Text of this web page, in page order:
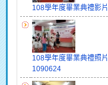
108學年度畢業典禮影片
108學年度畢業典禮照片
1090624